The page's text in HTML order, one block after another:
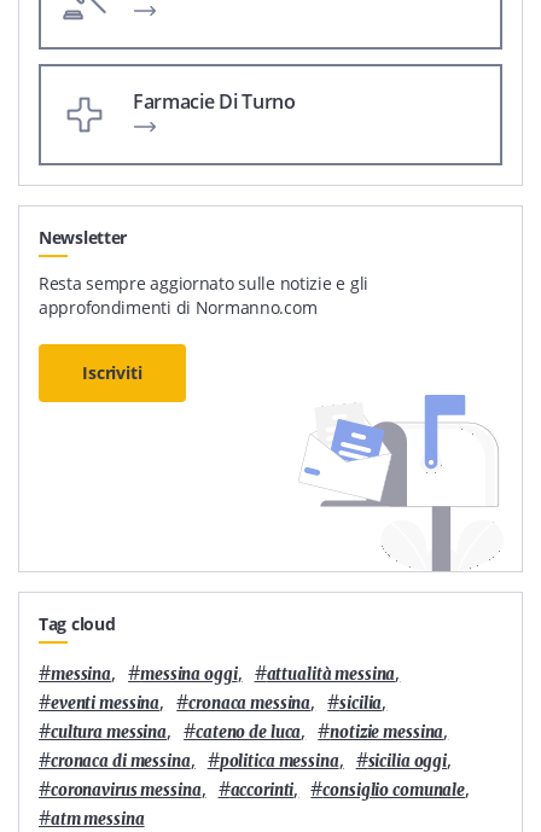
Farmacie Di Turno
Newsletter
Resta sempre aggiornato sulle notizie e gli
approfondimenti di Normanno.com
Iscriviti
Tag cloud
#messina, #messina oggi, #attualità messina,
#eventi messina, #cronaca messina, #sicilia,
#cultura messina, #cateno de luca, #notizie messina,
#cronaca di messina, #politica messina, #sicilia oggi,
#coronavirus messina, #accorinti, #consiglio comunale,
#atm messina